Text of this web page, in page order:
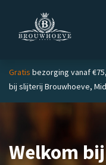
Gratis bezorging vanaf
bij slijterij Brouwhoeve,
Welkom bij